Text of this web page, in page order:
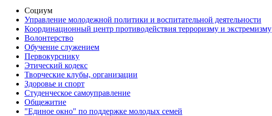
Социум
Управление молодежной политики и воспитательной деятельности
Координационный центр противодействия терроризму и экстремизму
Волонтерство
Обучение служением
Первокурснику
Этический кодекс
Творческие клубы, организации
Здоровье и спорт
Студенческое самоуправление
Общежитие
"Единое окно" по поддержке молодых семей